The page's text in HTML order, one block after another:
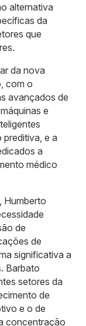
alternativa
da
que
da nova
com o
avançados de
e
e a
a
médico
Humberto
de
de
significativa a
Barbato
setores da
de
e o de
concentração